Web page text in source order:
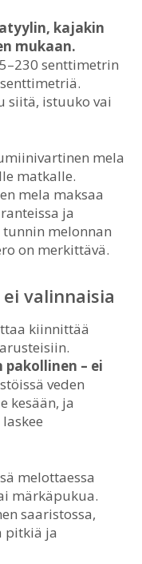
kajakin
mukaan.
senttimetrin
siitä, istuuko vai
mela
matkalle.
mela maksaa
ja
melonnan
on merkittävä.
valinnaisia
kiinnittää
– ei
veden
kesään, ja
melottaessa
märkäpukua.
saaristossa,
pitkiä ja